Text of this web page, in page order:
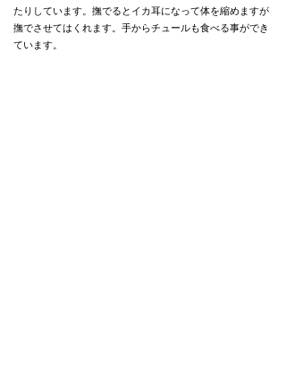
たりしています。 撫でるとイカ耳になって体を縮めますが
撫でさせてはくれます。手からチュールも食べる事ができ
ています。